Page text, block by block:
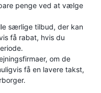
penge ved at vælge
særlige tilbud, der kan
få rabat, hvis du
om de
få en lavere takst,